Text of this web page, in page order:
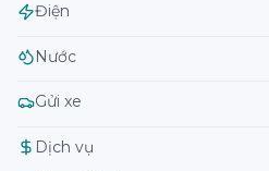
Điện
Nước
Gửi xe
Dịch vụ